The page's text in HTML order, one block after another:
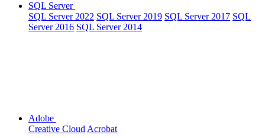
SQL Server
SQL Server 2022 SQL Server 2019 SQL Server 2017 SQL
Server 2016 SQL Server 2014
Adobe
Creative Cloud Acrobat